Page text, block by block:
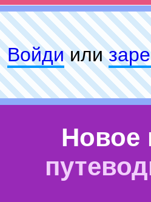
Войдиили
Новое